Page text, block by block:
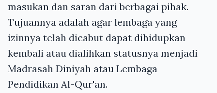
masukan dan saran dari berbagai pihak.
Tujuannya adalah agar lembaga yang
izinnya telah dicabut dapat dihidupkan
kembali atau dialihkan statusnya menjadi
Madrasah Diniyah atau Lembaga
Pendidikan Al-Qur'an.